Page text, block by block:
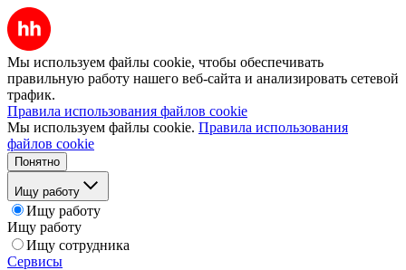
Мы используем файлы cookie, чтобы обеспечивать
правильную работу нашего веб-сайта и анализировать сетевой
трафик.
Правила использования файлов cookie
Мы используем файлы cookie. Правила использования
файлов cookie
Понятно
Ищу работу
Ищу работу
Ищу работу
Ищу сотрудника
Сервисы